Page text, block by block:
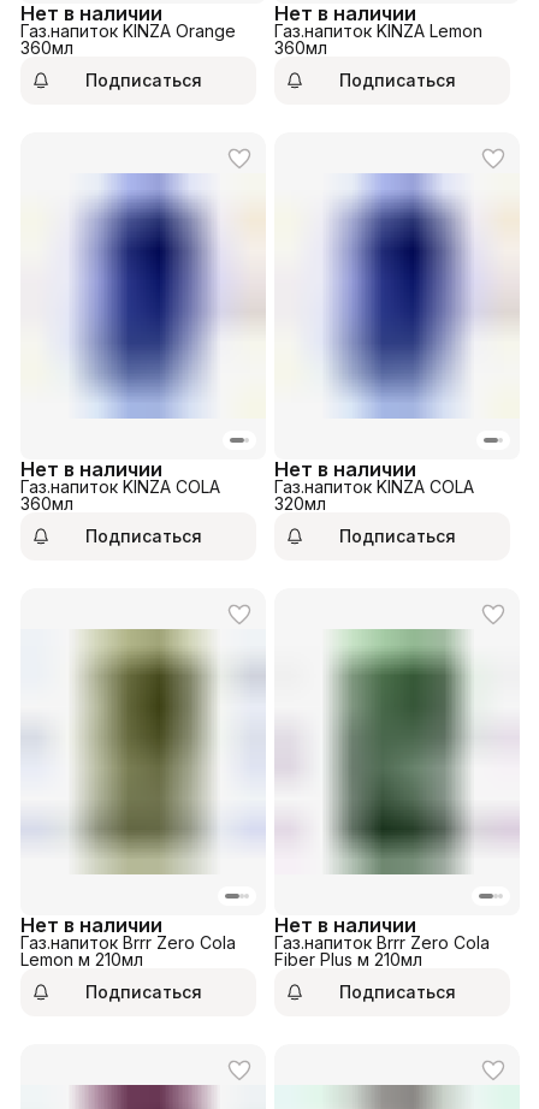
Нет в наличии
Газ.напиток KINZA Orange
360мл
Подписаться
Нет в наличии
Газ.напиток KINZA Lemon
360мл
Подписаться
Нет в наличии
Газ.напиток KINZA COLA
360мл
Подписаться
Нет в наличии
Газ.напиток KINZA COLA
320мл
Подписаться
Нет в наличии
Газ.напиток Brrr Zero Cola
Lemon м 210мл
Подписаться
Нет в наличии
Газ.напиток Brrr Zero Cola
Fiber Plus м 210мл
Подписаться